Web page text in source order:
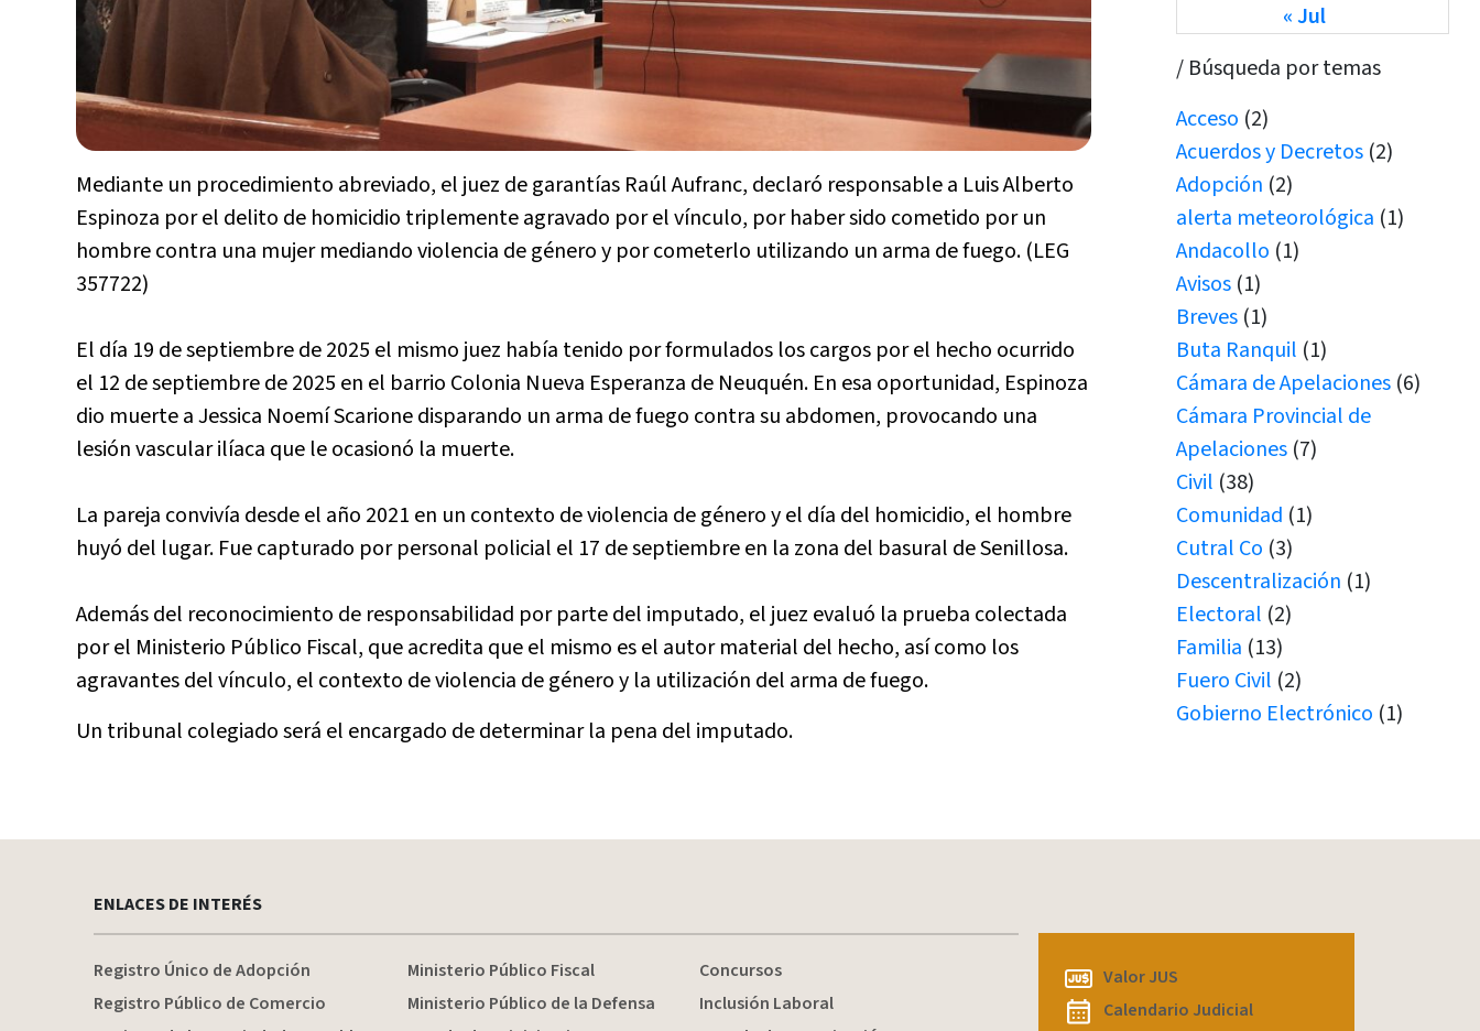
Mediante un procedimiento abreviado, el juez de garantías Raúl Aufranc, declaró responsable a Luis Alberto
Espinoza por el delito de homicidio triplemente agravado por el vínculo, por haber sido cometido por un
hombre contra una mujer mediando violencia de género y por cometerlo utilizando un arma de fuego. (LEG
357722)
El día 19 de septiembre de 2025 el mismo juez había tenido por formulados los cargos por el hecho ocurrido
el 12 de septiembre de 2025 en el barrio Colonia Nueva Esperanza de Neuquén. En esa oportunidad, Espinoza
dio muerte a Jessica Noemí Scarione disparando un arma de fuego contra su abdomen, provocando una
lesión vascular ilíaca que le ocasionó la muerte.
La pareja convivía desde el año 2021 en un contexto de violencia de género y el día del homicidio, el hombre
huyó del lugar. Fue capturado por personal policial el 17 de septiembre en la zona del basural de Senillosa.
Además del reconocimiento de responsabilidad por parte del imputado, el juez evaluó la prueba colectada
por el Ministerio Público Fiscal, que acredita que el mismo es el autor material del hecho, así como los
agravantes del vínculo, el contexto de violencia de género y la utilización del arma de fuego.
Un tribunal colegiado será el encargado de determinar la pena del imputado.
« Jul
/ Búsqueda por temas
Acceso (2)
Acuerdos y Decretos (2)
Adopción (2)
alerta meteorológica (1)
Andacollo (1)
Avisos (1)
Breves (1)
Buta Ranquil (1)
Cámara de Apelaciones (6)
Cámara Provincial de
Apelaciones (7)
Civil (38)
Comunidad (1)
Cutral Co (3)
Descentralización (1)
Electoral (2)
Familia (13)
Fuero Civil (2)
Gobierno Electrónico (1)
Juramentos(5)
JxJ
Laboral(7)
ENLACES DE INTERÉS
Registro Único de Adopción
Registro Público de Comercio
Ministerio Público Fiscal
Ministerio Público de la Defensa
Concursos
Inclusión Laboral
Valor JUS
Calendario Judicial